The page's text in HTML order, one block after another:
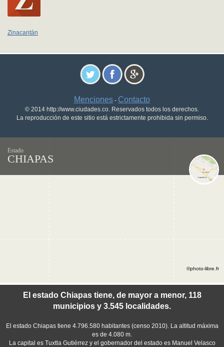
Zinacantán
Menciones - Contacto
© 2014 http://www.ciudades.co. Reservados todos los derechos.
La reproducción de este sitio está estrictamente prohibida sin permiso.
Estado
CHIAPAS
El estado Chiapas tiene, de mayor a menor, 118
municipios y 3.545 localidades.
El estado Chiapas tiene 4.796.580 habitantes (censo 2010). La altitud máxima
es de 4.080 m.
La capital es Tuxtla Gutiérrez y el gobernador del estado es Manuel Velasco
©photo-libre.fr